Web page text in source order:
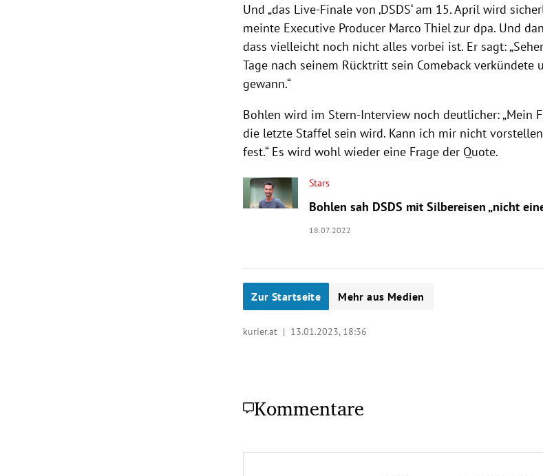
Und „das Live-Finale von ‚DSDS‘ am 15. April wird
meinte Executive Producer Marco Thiel zur dpa. Und
dass vielleicht noch nicht alles vorbei ist. Er sagt:
Tage nach seinem Rücktritt sein Comeback
gewann.“
Bohlen wird im Stern-Interview noch deutlicher: „Mein
die letzte Staffel sein wird. Kann ich mir nicht
fest.“ Es wird wohl wieder eine Frage der Quote.
Stars
Bohlen sah DSDS mit Silbereisen „nicht
18.07.2022
Zur Startseite Mehr aus Medien
kurier.at | 13.01.2023, 18:36
Kommentare